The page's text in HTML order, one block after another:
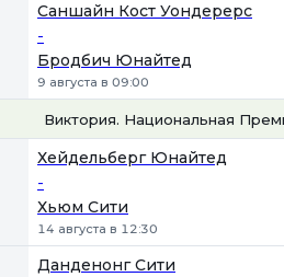
Саншайн Кост Уондерерс
-
Бродбич Юнайтед
9 августа в 09:00
Виктория. Национальная
Хейдельберг Юнайтед
-
Хьюм Сити
14 августа в 12:30
Данденонг Сити